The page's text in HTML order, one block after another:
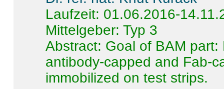
Laufzeit: 01.06.2016-
Mittelgeber: Typ 3
Abstract: Goal of BAM
antibody-capped and Fab-
immobilized on test strips.